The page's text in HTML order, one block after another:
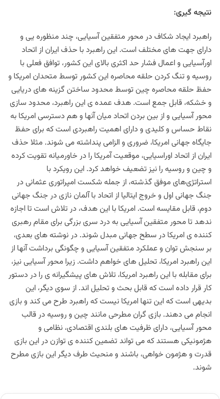
نتیجه گیری:
راهبرد ایجاد شکاف در محور متفقین آسیایی، چند منظوره یی و
دارای جهت های مختلف است. این راهبرد با حذف ایران از اتحاد
اورآسیایی و اعمال فشار حد اکثری بالای این کشور، توافق فعلی با
روسیه و تنگ کردن حلقه محاصره این کشور توسط متحدان امریکا و
حفظ حلقه محاصره چین توسط محدود ساختن گزینه های دریایی
و خشکه، قابل جمع است. هدف عمده ی این راهبرد، محدود سازی
محور آسیایی و از بین بردن اتحاد میان آنها و هم دسترسی امریکا به
نقاط حساس و کلیدی و دارای اهمیت راهبردی است که برای حفظ
جایگاه جهانی امریکا، ضروری و الزامی پنداشته می شوند. مثلا حذف
ایران از اتحاد اوراسیایی، موقعیت آمریکا را در خاورمیانه تقویت کرده
و چین و روسیه را نیز تضعیف خواهد کرد. این رویکرد با
استراتژی‌های موفق گذشته، از جمله شکست امپراتوری عثمانی در
جنگ جهانی اول و خروج ایتالیا از اتحاد با آلمان نازی در جنگ جهانی
دوم، قابل مقایسه است. امریکا با این هدف، در تلاش است تا اجازه
ندهد تا محور متفقین آسیایی به درد سری بزرگی برای مقام رهبری
کننده ی امریکا در سطح جهانی مبدل شوند. در نوشته های بعدی،
بر سنجش توان و عملکرد متفقین آسیایی و چگونگی برداشت آنها از
این راهبرد امریکا، تحلیل های خواهم داشت. زیرا محور آسیایی نیز،
برای مقابله با این راهبرد امریکا، تلاش های پیشگیرانه ی را در دستور
کار قرار داده است که قابل بحث و تحلیل اند. از سوی دیگر، این
بدیهی است که این تنها امریکا نیست که راهبرد طرح می کند و بازی
انجام می دهند. بازی گران مطرحی مانند چین و روسیه در قالب
محور آسیایی، دارای ظرفیت های بلندی اقتصادی، نظامی و
هژمونیکی هستند که می تواند تضمین کننده ی توازن در این بازی
قدرت و هژمون خواهی، باشند و منحیث طرف دیگر این بازی مطرح
شوند.